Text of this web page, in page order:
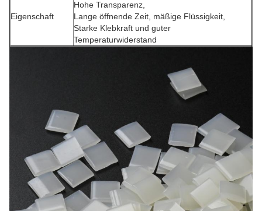
Eigenschaft
Hohe Transparenz,
Lange öffnende Zeit, mäßige Flüssigkeit,
Starke Klebkraft und guter
Temperaturwiderstand